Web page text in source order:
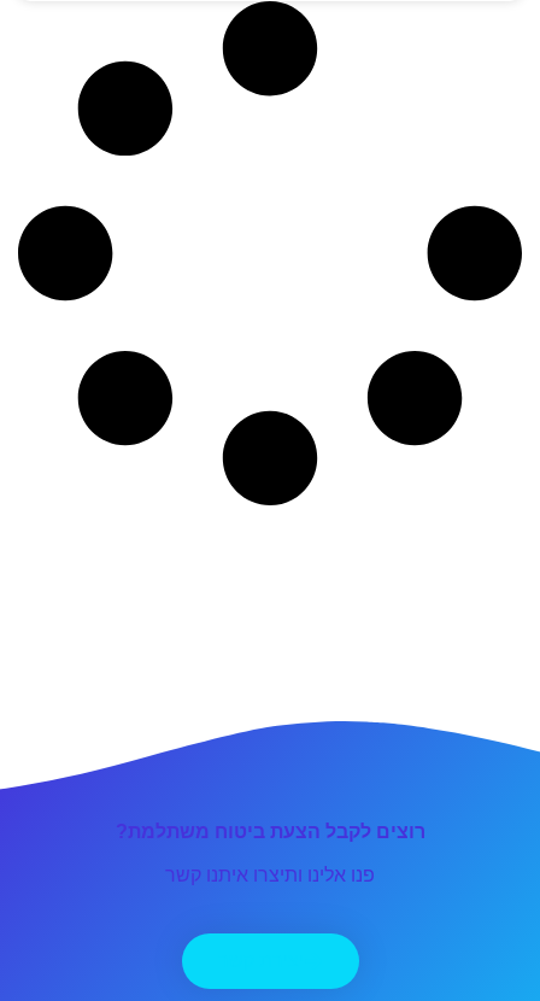
רוצים לקבל הצעת ביטוח משתלמת?
פנו אלינו ותיצרו איתנו קשר